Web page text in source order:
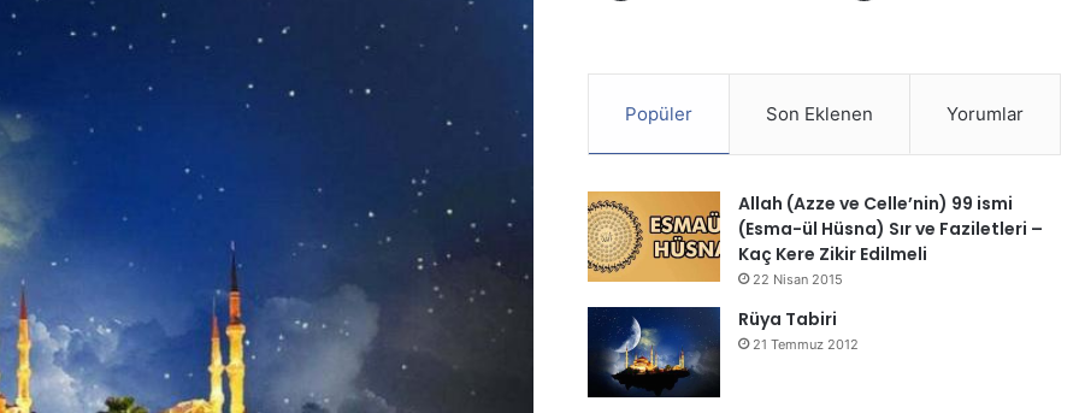
Popüler Son Eklenen Yorumlar
Allah (Azze ve Celle’nin) 99 ismi
(Esma-ül Hüsna) Sır ve Faziletleri –
Kaç Kere Zikir Edilmeli
22 Nisan 2015
Rüya Tabiri
21 Temmuz 2012